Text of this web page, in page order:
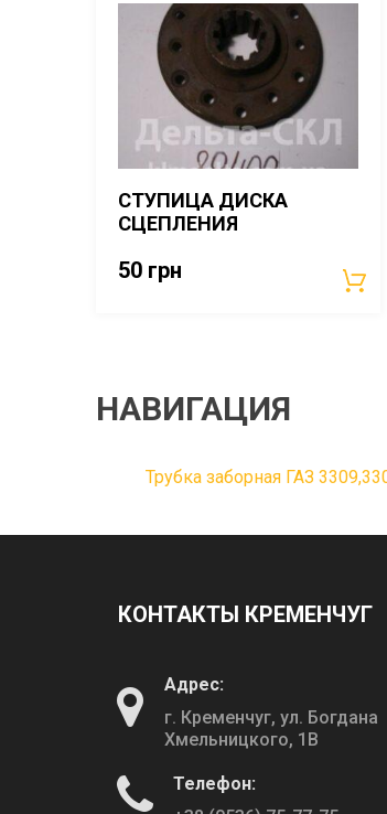
СТУПИЦА ДИСКА
СЦЕПЛЕНИЯ
50 грн
НАВИГАЦИЯ
Трубка заборная ГАЗ
КОНТАКТЫ КРЕМЕНЧУГ
Адрес:
г. Кременчуг, ул. Богдана
Хмельницкого, 1В
Телефон: